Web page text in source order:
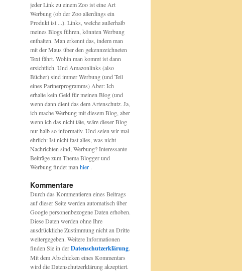
jeder Link zu einem Zoo ist eine Art
Werbung (ob der Zoo allerdings ein
Produkt ist ...). Links, welche außerhalb
meines Blogs führen, könnten Werbung
enthalten. Man erkennt das, indem man
mit der Maus über den gekennzeichneten
Text fährt. Wohin man kommt ist dann
ersichtlich. Und Amazonlinks (also
Bücher) sind immer Werbung (und Teil
eines Partnerprogramms) Aber: Ich
erhalte kein Geld für meinen Blog (und
wenn dann dient das dem Artenschutz. Ja,
ich mache Werbung mit diesem Blog, aber
wenn ich das nicht täte, wäre dieser Blog
nur halb so informativ. Und seien wir mal
ehrlich: Ist nicht fast alles, was nicht
Nachrichten sind, Werbung? Interessante
Beiträge zum Thema Blogger und
Werbung findet man hier .
Kommentare
Durch das Kommentieren eines Beitrags
auf dieser Seite werden automatisch über
Google personenbezogene Daten erhoben.
Diese Daten werden ohne Ihre
ausdrückliche Zustimmung nicht an Dritte
weitergegeben. Weitere Informationen
finden Sie in derDatenschutzerklärung.
Mit dem Abschicken eines Kommentars
wird die Datenschutzerklärung akzeptiert.